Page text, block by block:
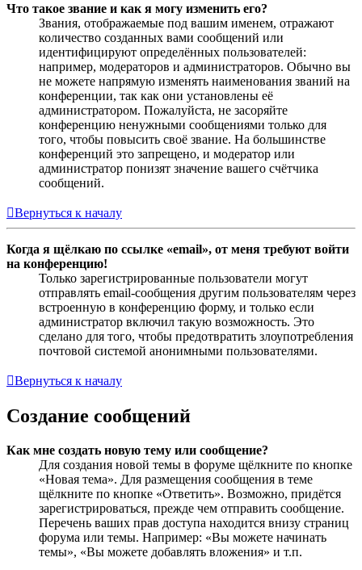
Что такое звание и как я могу изменить его?
Звания, отображаемые под вашим именем, отражают
количество созданных вами сообщений или
идентифицируют определённых пользователей:
например, модераторов и администраторов. Обычно вы
не можете напрямую изменять наименования званий на
конференции, так как они установлены её
администратором. Пожалуйста, не засоряйте
конференцию ненужными сообщениями только для
того, чтобы повысить своё звание. На большинстве
конференций это запрещено, и модератор или
администратор понизят значение вашего счётчика
сообщений.
Вернуться к началу
Когда я щёлкаю по ссылке «email», от меня требуют войти
на конференцию!
Только зарегистрированные пользователи могут
отправлять email-сообщения другим пользователям через
встроенную в конференцию форму, и только если
администратор включил такую возможность. Это
сделано для того, чтобы предотвратить злоупотребления
почтовой системой анонимными пользователями.
Вернуться к началу
Создание сообщений
Как мне создать новую тему или сообщение?
Для создания новой темы в форуме щёлкните по кнопке
«Новая тема». Для размещения сообщения в теме
щёлкните по кнопке «Ответить». Возможно, придётся
зарегистрироваться, прежде чем отправить сообщение.
Перечень ваших прав доступа находится внизу страниц
форума или темы. Например: «Вы можете начинать
темы», «Вы можете добавлять вложения» и т.п.